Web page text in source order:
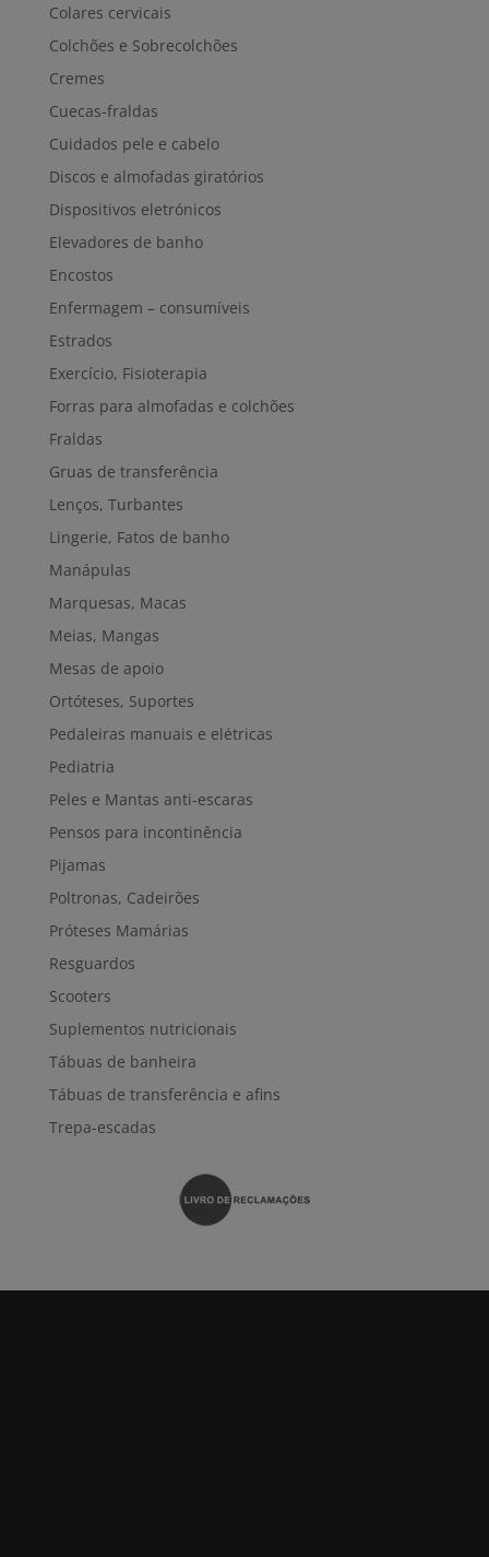
Colares cervicais
Colchões e Sobrecolchões
Cremes
Cuecas-fraldas
Cuidados pele e cabelo
Discos e almofadas giratórios
Dispositivos eletrónicos
Elevadores de banho
Encostos
Enfermagem – consumíveis
Estrados
Exercício, Fisioterapia
Forras para almofadas e colchões
Fraldas
Gruas de transferência
Lenços, Turbantes
Lingerie, Fatos de banho
Manápulas
Marquesas, Macas
Meias, Mangas
Mesas de apoio
Ortóteses, Suportes
Pedaleiras manuais e elétricas
Pediatria
Peles e Mantas anti-escaras
Pensos para incontinência
Pijamas
Poltronas, Cadeirões
Próteses Mamárias
Resguardos
Scooters
Suplementos nutricionais
Tábuas de banheira
Tábuas de transferência e afins
Trepa-escadas